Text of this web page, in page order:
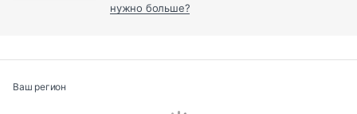
нужно больше?
Ваш регион